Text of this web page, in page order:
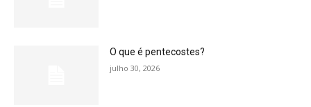
O que é pentecostes?
julho 30, 2026